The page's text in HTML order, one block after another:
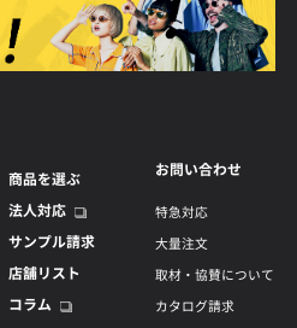
商品を選ぶ
法人対応
サンプル請求
店舗リスト
コラム
お問い合わせ
特急対応
大量注文
取材・協賛について
カタログ請求